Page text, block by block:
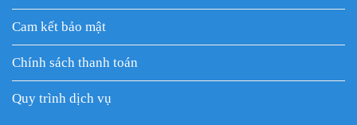
Cam kết bảo mật
Chính sách thanh toán
Quy trình dịch vụ